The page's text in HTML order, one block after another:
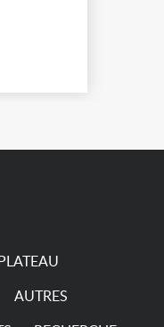
PLATEAU
AUTRES